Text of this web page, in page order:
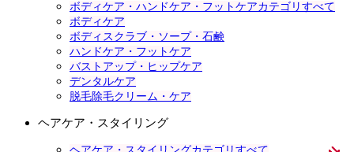
ボディケア・ハンドケア・フットケアカテゴリすべて
ボディケア
ボディスクラブ・ソープ・石鹸
ハンドケア・フットケア
バストアップ・ヒップケア
デンタルケア
脱毛除毛クリーム・ケア
ヘアケア・スタイリング